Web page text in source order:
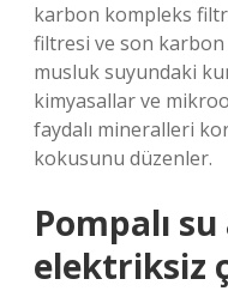
karbon kompleks
filtresi ve son
musluk suyundaki
kimyasallar ve
faydalı mineralleri
kokusunu düzenler.
Pompalı
elektriksiz